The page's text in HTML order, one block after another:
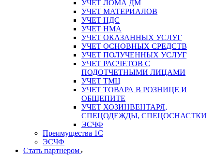
УЧЕТ ЛОМА ДМ
УЧЕТ МАТЕРИАЛОВ
УЧЕТ НДС
УЧЕТ НМА
УЧЕТ ОКАЗАННЫХ УСЛУГ
УЧЕТ ОСНОВНЫХ СРЕДСТВ
УЧЕТ ПОЛУЧЕННЫХ УСЛУГ
УЧЕТ РАСЧЕТОВ С
ПОДОТЧЕТНЫМИ ЛИЦАМИ
УЧЕТ ТМЦ
УЧЕТ ТОВАРА В РОЗНИЦЕ И
ОБЩЕПИТЕ
УЧЕТ ХОЗИНВЕНТАРЯ,
СПЕЦОДЕЖДЫ, СПЕЦОСНАСТКИ
ЭСЧФ
Преимущества 1С
ЭСЧФ
Стать партнером